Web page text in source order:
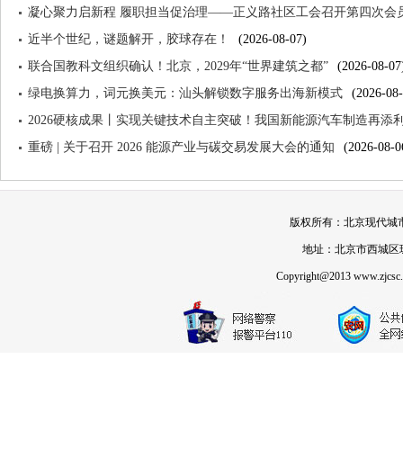
凝心聚力启新程 履职担当促治理——正义路社区工会召开第四次会
近半个世纪，谜题解开，胶球存在！
(2026-08-07)
联合国教科文组织确认！北京，2029年“世界建筑之都”
(2026-08-
绿电换算力，词元换美元：汕头解锁数字服务出海新模式
(2026-
2026硬核成果丨实现关键技术自主突破！我国新能源汽车制造再添
重磅 | 关于召开 2026 能源产业与碳交易发展大会的通知
(2026-08-
版权所有：北京现代城
地址：北京市西城区
Copyright@2013